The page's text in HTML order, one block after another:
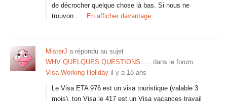
de décrocher quelque chose là bas. Si nous ne
trouvon…
En afficher davantage
MisterJ a répondu au sujet
WHV QUELQUES QUESTIONS….. dans le forum
Visa Working Holiday il y a 18 ans
Le Visa ETA 976 est un visa touristique (valable 3
mois), ton Visa le 417 est un Visa vacances travail